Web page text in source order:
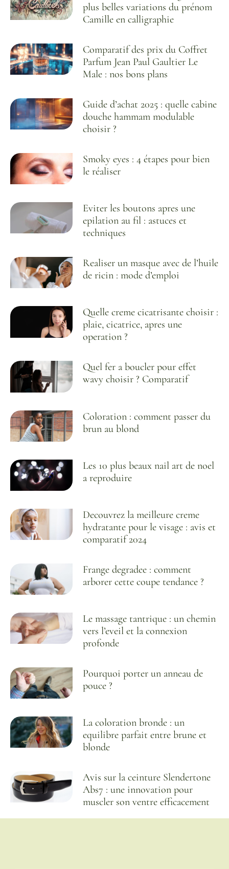
plus belles variations du prénom
Camille en calligraphie
Comparatif des prix du Coffret
Parfum Jean Paul Gaultier Le
Male : nos bons plans
Guide d’achat 2025 : quelle cabine
douche hammam modulable
choisir ?
Smoky eyes : 4 étapes pour bien
le réaliser
Eviter les boutons apres une
epilation au fil : astuces et
techniques
Realiser un masque avec de l’huile
de ricin : mode d’emploi
Quelle creme cicatrisante choisir :
plaie, cicatrice, apres une
operation ?
Quel fer a boucler pour effet
wavy choisir ? Comparatif
Coloration : comment passer du
brun au blond
Les 10 plus beaux nail art de noel
a reproduire
Decouvrez la meilleure creme
hydratante pour le visage : avis et
comparatif 2024
Frange degradee : comment
arborer cette coupe tendance ?
Le massage tantrique : un chemin
vers l’eveil et la connexion
profonde
Pourquoi porter un anneau de
pouce ?
La coloration bronde : un
equilibre parfait entre brune et
blonde
Avis sur la ceinture Slendertone
Abs7 : une innovation pour
muscler son ventre efficacement